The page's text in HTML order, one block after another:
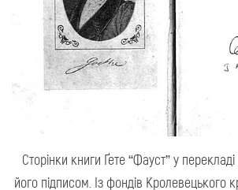
Сторінки книги Ґете “Фауст” у
його підписом. Із фондів Кролевецького